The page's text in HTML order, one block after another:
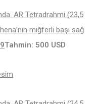
AR Tetradrahmi (23,5
miğferli başı sağ
Tahmin: 500 USD